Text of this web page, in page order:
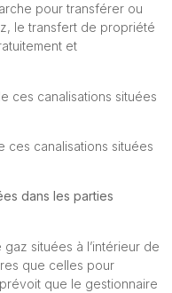
pour transférer ou
le transfert de propriété
et
ces canalisations situées
ces canalisations situées
dans les parties
situées à l’intérieur de
que celles pour
que le gestionnaire